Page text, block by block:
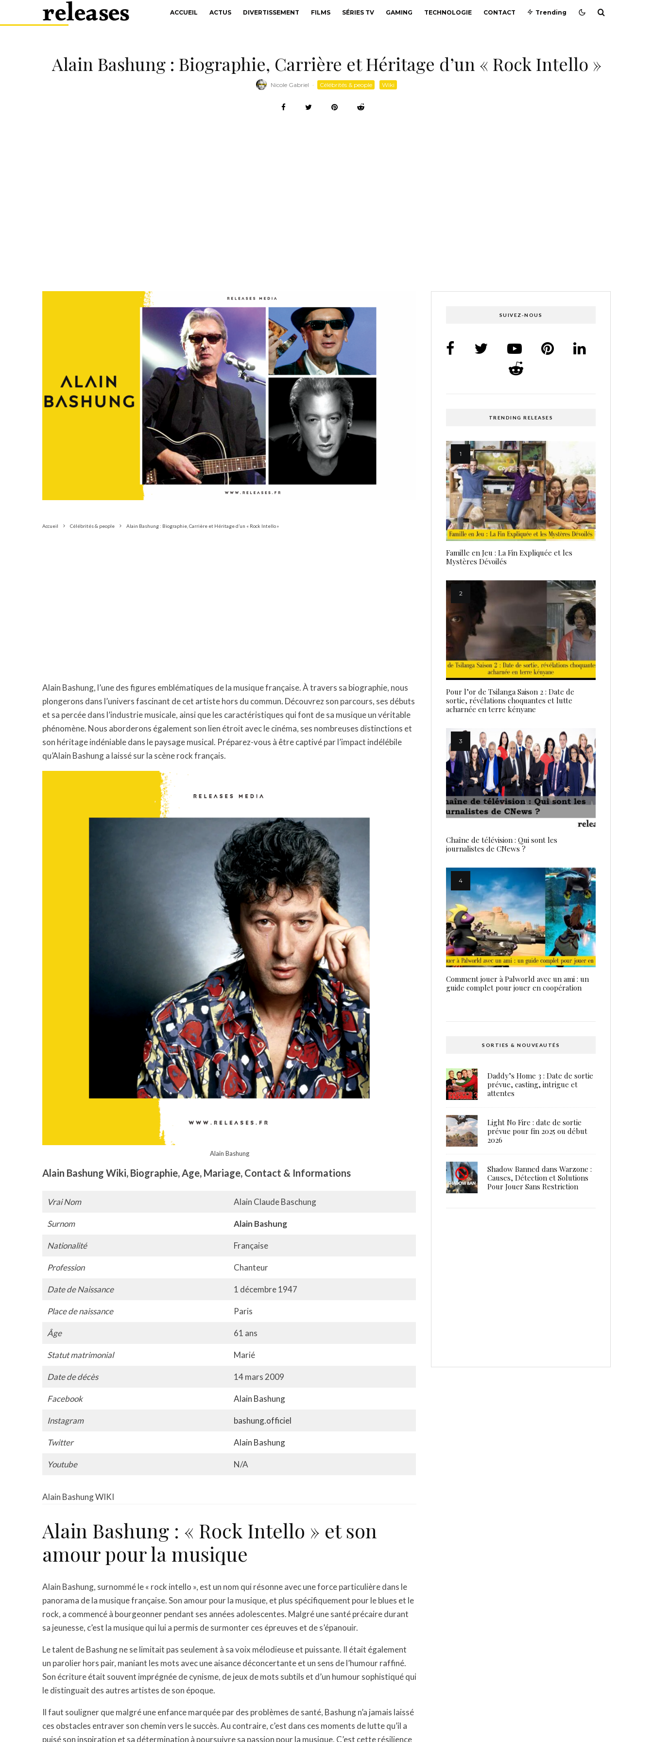
ACCUEIL ACTUS DIVERTISSEMENT FILMS SÉRIES TV GAMING TECHNOLOGIE CONTACT Trending
Alain Bashung : Biographie, Carrière et Héritage d’un « Rock Intello »
Nicole Gabriel · Célébrités & people Wiki
Accueil Célébrités & people Alain Bashung : Biographie, Carrière et Héritage d’un « Rock Intello »
Alain Bashung, l’une des figures emblématiques de la musique française. À travers sa biographie, nous
plongerons dans l’univers fascinant de cet artiste hors du commun. Découvrez son parcours, ses débuts
et sa percée dans l’industrie musicale, ainsi que les caractéristiques qui font de sa musique un véritable
phénomène. Nous aborderons également son lien étroit avec le cinéma, ses nombreuses distinctions et
son héritage indéniable dans le paysage musical. Préparez-vous à être captivé par l’impact indélébile
qu’Alain Bashung a laissé sur la scène rock français.
Alain Bashung
Alain Bashung Wiki, Biographie, Age, Mariage, Contact & Informations
Vrai Nom Alain Claude Baschung
Surnom Alain Bashung
Nationalité Française
Profession Chanteur
Date de Naissance 1 décembre 1947
Place de naissance Paris
Âge 61 ans
Statut matrimonial Marié
Date de décès 14 mars 2009
Facebook Alain Bashung
Instagram bashung.officiel
Twitter Alain Bashung
Youtube N/A
Alain Bashung WIKI
Alain Bashung : « Rock Intello » et son
amour pour la musique
Alain Bashung, surnommé le « rock intello », est un nom qui résonne avec une force particulière dans le
panorama de la musique française. Son amour pour la musique, et plus spécifiquement pour le blues et le
rock, a commencé à bourgeonner pendant ses années adolescentes. Malgré une santé précaire durant
sa jeunesse, c’est la musique qui lui a permis de surmonter ces épreuves et de s’épanouir.
Le talent de Bashung ne se limitait pas seulement à sa voix mélodieuse et puissante. Il était également
un parolier hors pair, maniant les mots avec une aisance déconcertante et un sens de l’humour raffiné.
Son écriture était souvent imprégnée de cynisme, de jeux de mots subtils et d’un humour sophistiqué qui
le distinguait des autres artistes de son époque.
Il faut souligner que malgré une enfance marquée par des problèmes de santé, Bashung n’a jamais laissé
ces obstacles entraver son chemin vers le succès. Au contraire, c’est dans ces moments de lutte qu’il a
puisé son inspiration et sa détermination à poursuivre sa passion pour la musique. C’est cette résilience
SUIVEZ-NOUS
TRENDING RELEASES
Famille en Jeu : La Fin Expliquée et les
Mystères Dévoilés
Pour l’or de Tsilanga Saison 2 : Date de
sortie, révélations choquantes et lutte
acharnée en terre kényane
Chaîne de télévision : Qui sont les
journalistes de CNews ?
Comment jouer à Palworld avec un ami : un
guide complet pour jouer en coopération
SORTIES & NOUVEAUTÉS
Daddy’s Home 3 : Date de sortie
prévue, casting, intrigue et
attentes
Light No Fire : date de sortie
prévue pour fin 2025 ou début
2026
Shadow Banned dans Warzone :
Causes, Détection et Solutions
Pour Jouer Sans Restriction